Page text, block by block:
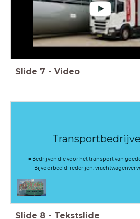
Slide 7 - Video
= Bedrijven die voor het transport van
Bijvoorbeeld: rederijen,
Slide 8 - Tekstslide